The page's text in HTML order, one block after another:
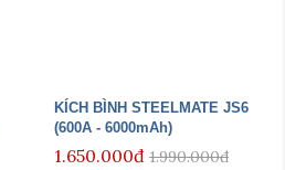
KÍCH BÌNH STEELMATE JS6
(600A - 6000mAh)
1.650.000đ 1.990.000đ